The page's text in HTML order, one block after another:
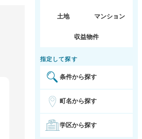
土地 マンション
収益物件
指定して探す
条件から探す
町名から探す
学区から探す